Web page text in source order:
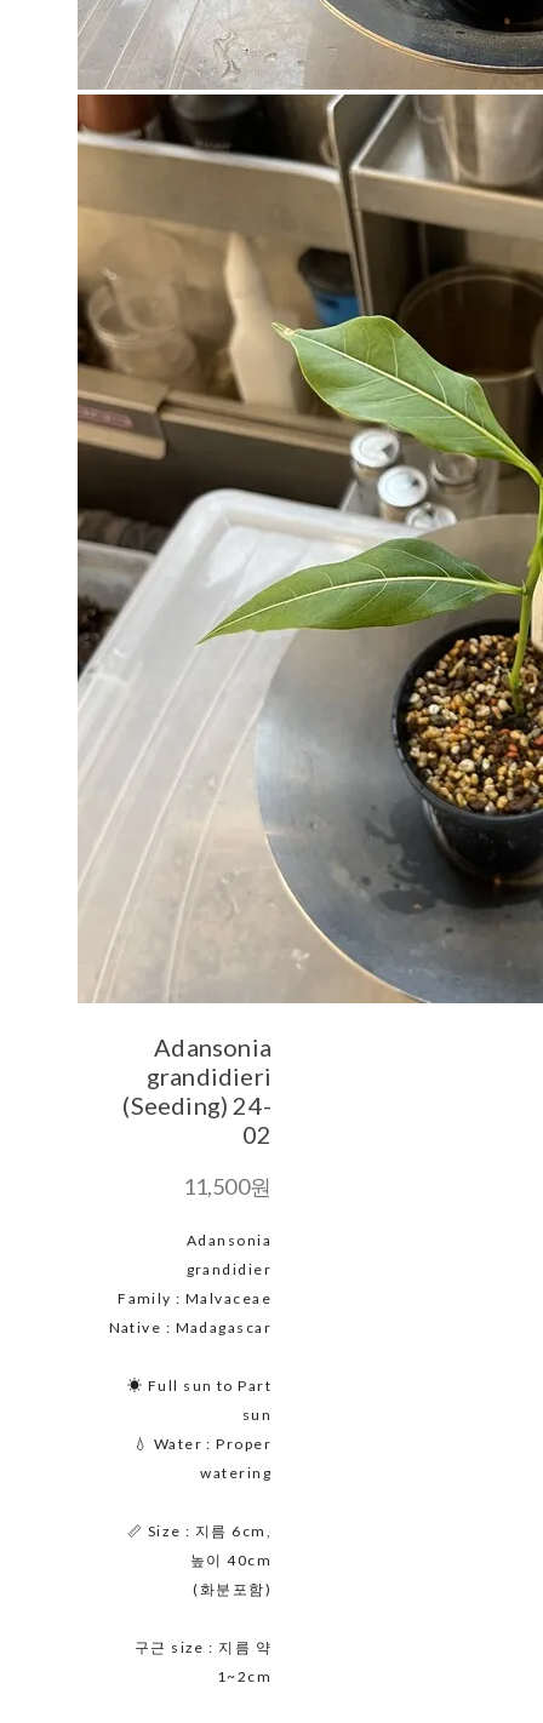
Adansonia
grandidieri
(Seeding) 24-
02
11,500원
Adansonia
grandidier
Family : Malvaceae
Native : Madagascar
☀ Full sun to Part
sun
💧 Water : Proper
watering
📏 Size : 지름 6cm,
높이 40cm
(화분포함)
구근 size : 지름 약
1~2cm